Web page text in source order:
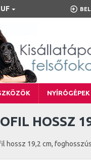
NYÍRÓGÉPEK
hossz 19,2 cm,
HOSSZ